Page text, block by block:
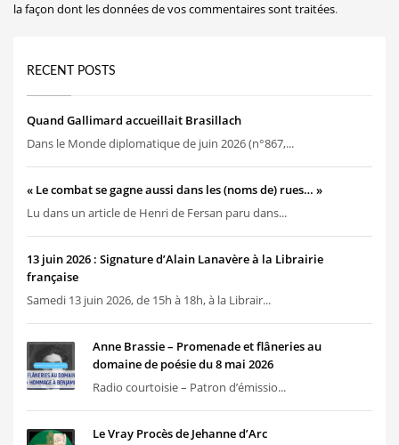
la façon dont les données de vos commentaires sont traitées.
RECENT POSTS
Quand Gallimard accueillait Brasillach
Dans le Monde diplomatique de juin 2026 (n°867,...
« Le combat se gagne aussi dans les (noms de) rues… »
Lu dans un article de Henri de Fersan paru dans...
13 juin 2026 : Signature d’Alain Lanavère à la Librairie
française
Samedi 13 juin 2026, de 15h à 18h, à la Librair...
Anne Brassie – Promenade et flâneries au
domaine de poésie du 8 mai 2026
Radio courtoisie – Patron d’émissio...
Le Vray Procès de Jehanne d’Arc